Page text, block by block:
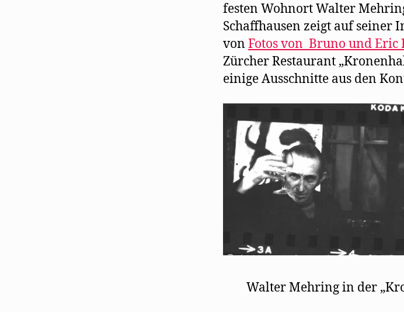
festen Wohnort Walter
Schaffhausen zeigt auf seiner
von Fotos von Bruno und Eric
Zürcher Restaurant
einige Ausschnitte aus den
Walter Mehring in der